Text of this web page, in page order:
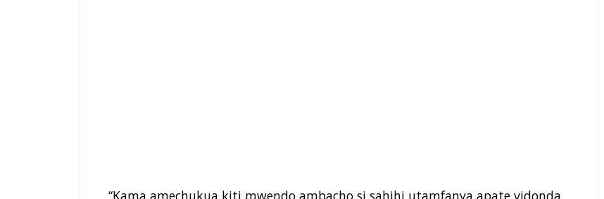
“Kama amechukua kiti mwendo ambacho si sahihi utamfanya apate vidonda